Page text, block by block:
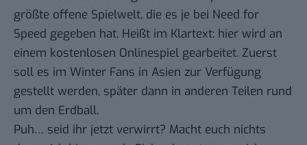
größte offene Spielwelt, die es je bei Need for
Speed gegeben hat. Heißt im Klartext: hier wird an
einem kostenlosen Onlinespiel gearbeitet. Zuerst
soll es im Winter Fans in Asien zur Verfügung
gestellt werden, später dann in anderen Teilen rund
um den Erdball.
Puh… seid ihr jetzt verwirrt? Macht euch nichts